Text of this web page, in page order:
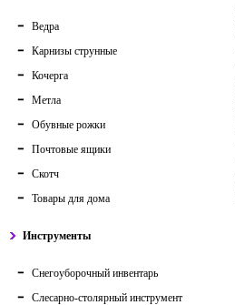
Ведра
Карнизы струнные
Кочерга
Метла
Обувные рожки
Почтовые ящики
Скотч
Товары для дома
Инструменты
Снегоуборочный инвентарь
Слесарно-столярный инструмент